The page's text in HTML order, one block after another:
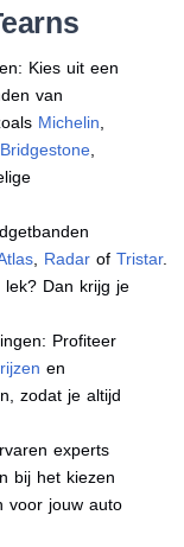
Kies uit een
van
Michelin
Bridgestone
Radar ofTristar.
Dan krijg je
Profiteer
en
zodat je altijd
experts
bij het kiezen
voor jouw auto